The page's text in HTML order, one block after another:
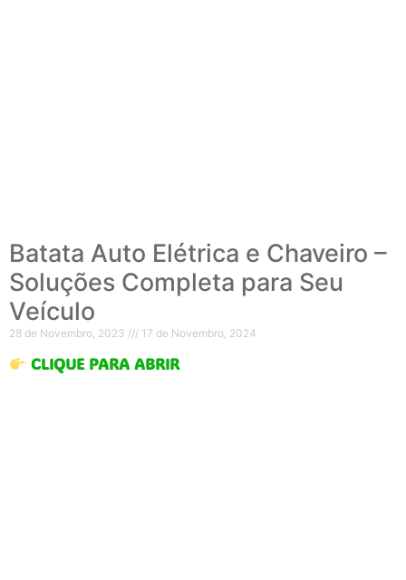
Batata Auto Elétrica e Chaveiro –
Soluções Completa para Seu
Veículo
28 de Novembro, 2023 17 de Novembro, 2024
CLIQUE PARA ABRIR